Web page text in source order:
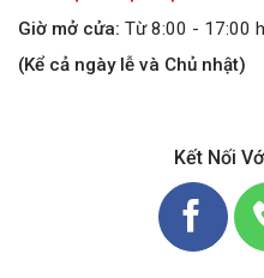
Giờ mở cửa: Từ 8:00 - 17:00
(Kể cả ngày lễ và Chủ nhật)
Kết Nối